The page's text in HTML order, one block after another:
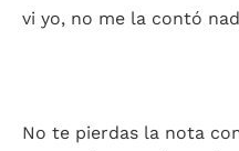
vi yo, no me la contó
No te pierdas la nota